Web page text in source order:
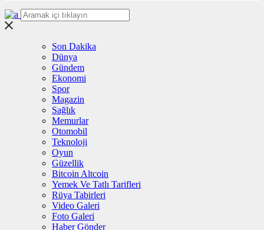
Son Dakika
Dünya
Gündem
Ekonomi
Spor
Magazin
Sağlık
Memurlar
Otomobil
Teknoloji
Oyun
Güzellik
Bitcoin Altcoin
Yemek Ve Tatlı Tarifleri
Rüya Tabirleri
Video Galeri
Foto Galeri
Haber Gönder